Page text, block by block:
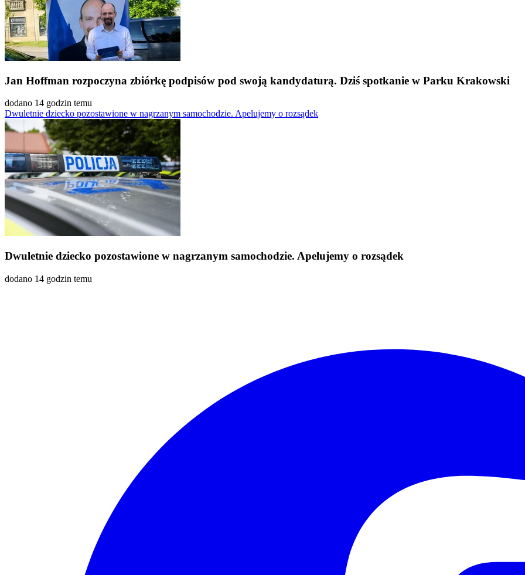
Jan Hoffman rozpoczyna zbiórkę podpisów pod swoją kandydaturą. Dziś spotkanie w Parku Krakowski
dodano 14 godzin temu
Dwuletnie dziecko pozostawione w nagrzanym samochodzie. Apelujemy o rozsądek
Dwuletnie dziecko pozostawione w nagrzanym samochodzie. Apelujemy o rozsądek
dodano 14 godzin temu